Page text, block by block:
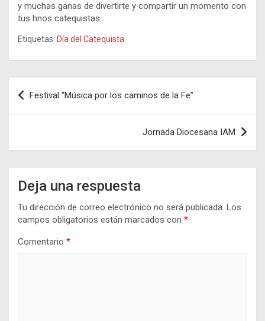
y muchas ganas de divertirte y compartir un momento con
tus hnos catequistas.
Etiquetas: Día del Catequista
Navegación
de
Festival “Música por los caminos de la Fe”
Jornada Diocesana IAM
Deja una respuesta
Tu dirección de correo electrónico no será publicada. Los
campos obligatorios están marcados con *
Comentario *